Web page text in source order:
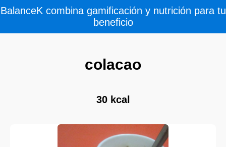
BalanceK combina gamificación y nutrición para tu
beneficio
colacao
30 kcal